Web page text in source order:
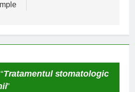
Tratamentul stomatologic
”